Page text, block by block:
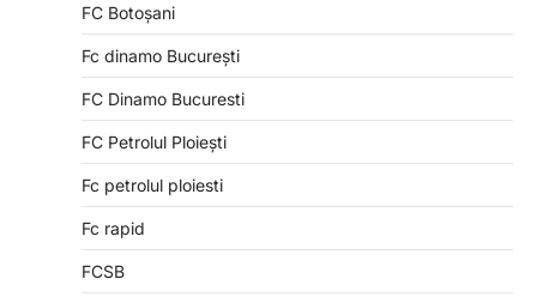
FC Botoșani
Fc dinamo București
FC Dinamo Bucuresti
FC Petrolul Ploiești
Fc petrolul ploiesti
Fc rapid
FCSB